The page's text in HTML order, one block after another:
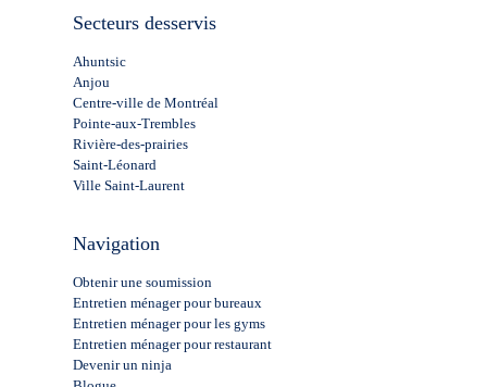
Secteurs desservis
Ahuntsic
Anjou
Centre-ville de Montréal
Pointe-aux-Trembles
Rivière-des-prairies
Saint-Léonard
Ville Saint-Laurent
Navigation
Obtenir une soumission
Entretien ménager pour bureaux
Entretien ménager pour les gyms
Entretien ménager pour restaurant
Devenir un ninja